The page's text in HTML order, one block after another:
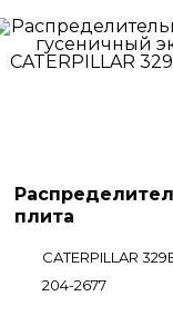
плита
CATERPILLAR
204-2677